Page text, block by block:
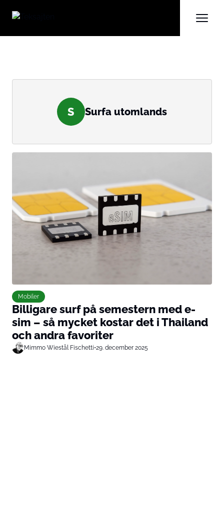
S Surfa utomlands
Mobiler
Billigare surf på semestern med e-
sim – så mycket kostar det i Thailand
och andra favoriter
Mimmo Wiestål Fischetti•29. december 2025